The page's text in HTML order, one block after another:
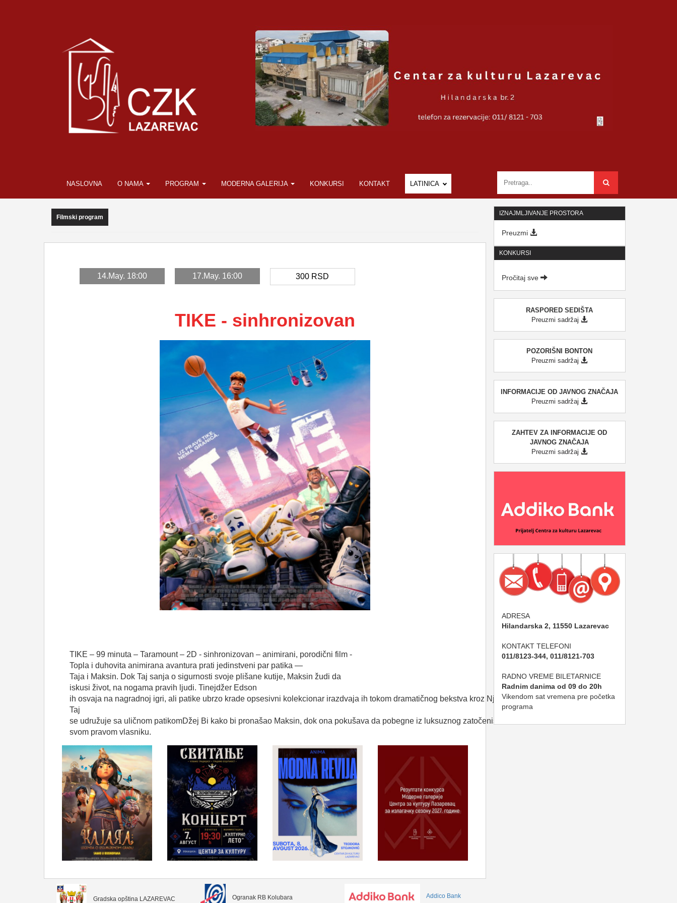
NASLOVNA O NAMA PROGRAM MODERNA GALERIJA KONKURSI KONTAKT LATINICA
Filmski program
14.May. 18:00 17.May. 16:00 300 RSD
TIKE - sinhronizovan
TIKE – 99 minuta – Taramount– 2D - sinhronizovan – animirani, porodični film -
Topla i duhovita animirana avantura prati jedinstveni par patika —
Taja i Maksin. Dok Taj sanja o sigurnosti svoje plišane kutije, Maksin žudi da
iskusi život, na nogama pravih ljudi. Tinejdžer Edson
ih osvaja na nagradnoj igri, ali patike ubrzo krade opsesivni kolekcionar irazdvaja ih tokom dramatičnog bekstva kroz Njujork.
Taj
se udružuje sa uličnom patikomDžej Bi kako bi pronašao Maksin, dok ona pokušava da pobegne iz luksuznog zatočeništva
svom pravom vlasniku.
Gradska opština LAZAREVAC Ogranak RB Kolubara Addico Bank
IZNAJMLJIVANJE PROSTORA
Preuzmi
KONKURSI
Pročitaj sve
RASPORED SEDIŠTA
Preuzmi sadržaj
POZORIŠNI BONTON
Preuzmi sadržaj
INFORMACIJE OD JAVNOG ZNAČAJA
Preuzmi sadržaj
ZAHTEV ZA INFORMACIJE OD
JAVNOG ZNAČAJA
Preuzmi sadržaj
ADRESA
Hilandarska 2, 11550 Lazarevac
KONTAKT TELEFONI
011/8123-344, 011/8121-703
RADNO VREME BILETARNICE
Radnim danima od 09 do 20h
Vikendom sat vremena pre početka
programa